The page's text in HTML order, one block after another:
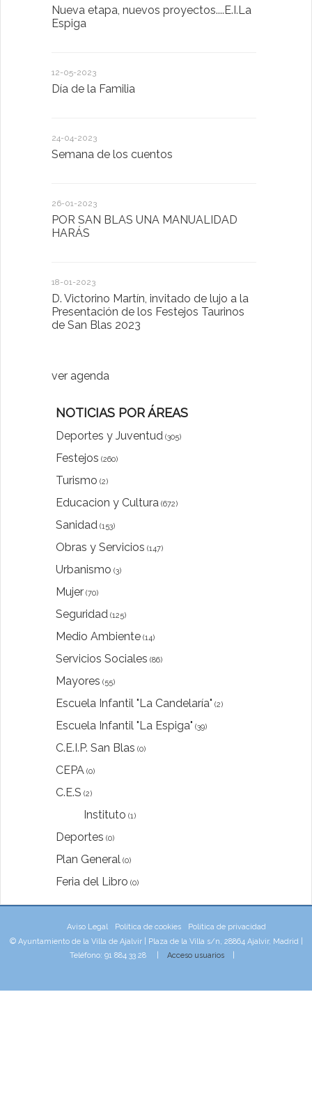
Nueva etapa, nuevos proyectos....E.I.La
Espiga
12-05-2023
Día de la Familia
24-04-2023
Semana de los cuentos
26-01-2023
POR SAN BLAS UNA MANUALIDAD
HARÁS
18-01-2023
D. Victorino Martín, invitado de lujo a la
Presentación de los Festejos Taurinos
de San Blas 2023
ver agenda
NOTICIAS POR ÁREAS
Deportes y Juventud (305)
Festejos (260)
Turismo (2)
Educacion y Cultura (672)
Sanidad (153)
Obras y Servicios (147)
Urbanismo (3)
Mujer (70)
Seguridad (125)
Medio Ambiente (14)
Servicios Sociales (86)
Mayores (55)
Escuela Infantil "La Candelaría" (2)
Escuela Infantil "La Espiga" (39)
C.E.I.P. San Blas (0)
CEPA (0)
C.E.S (2)
Instituto (1)
Deportes (0)
Plan General (0)
Feria del Libro (0)
Aviso Legal Política de cookies
Política de privacidad
© Ayuntamiento de la Villa de Ajalvir | Plaza de la Villa s/n, 28864 Ajalvir, Madrid |
Teléfono: 91 884 33 28 | Acceso usuarios|